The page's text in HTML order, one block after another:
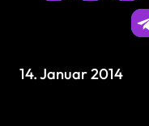
14. Januar 2014